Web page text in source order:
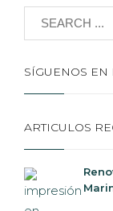
SÍGUENOS
ARTICULOS